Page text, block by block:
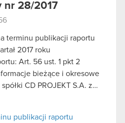
nr 28/2017
terminu publikacji raportu
2017 roku
Art. 56 ust. 1 pkt 2
bieżące i okresowe
CD PROJEKT S.A. z…
publikacji raportu